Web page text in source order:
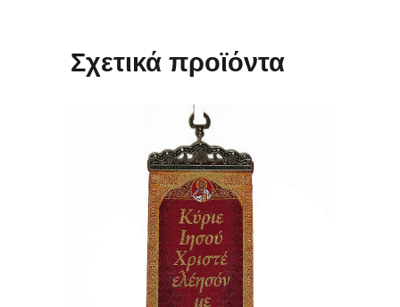
Σχετικά προϊόντα